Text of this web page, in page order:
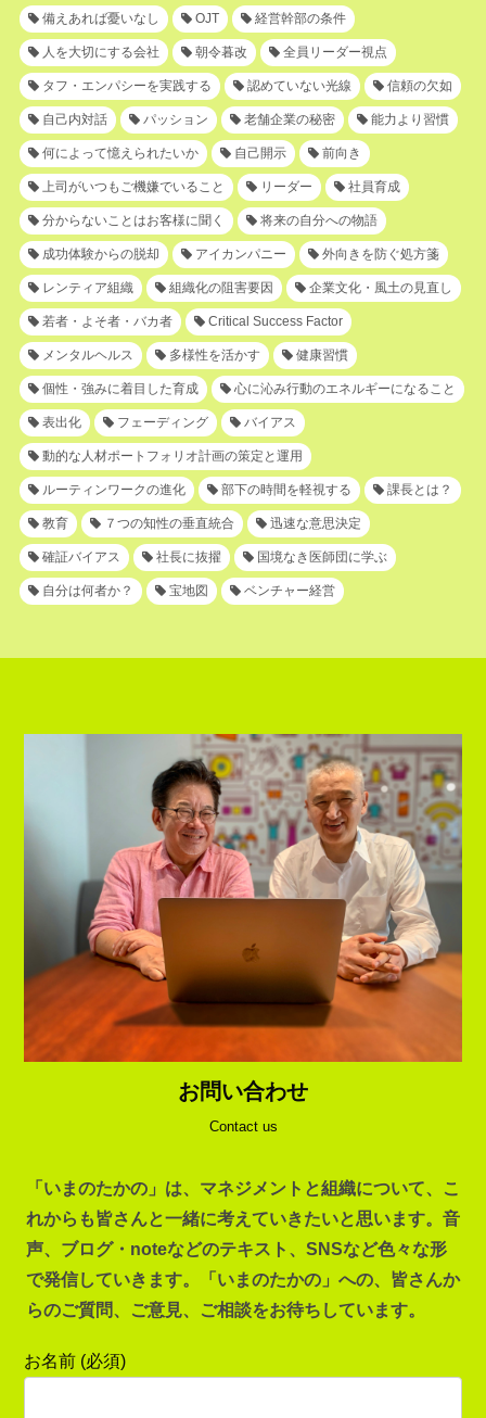
備えあれば憂いなし OJT 経営幹部の条件
人を大切にする会社 朝令暮改 全員リーダー視点
タフ・エンパシーを実践する 認めていない光線 信頼の欠如
自己内対話 パッション 老舗企業の秘密 能力より習慣
何によって憶えられたいか 自己開示 前向き
上司がいつもご機嫌でいること リーダー 社員育成
分からないことはお客様に聞く 将来の自分への物語
成功体験からの脱却 アイカンパニー 外向きを防ぐ処方箋
レンティア組織 組織化の阻害要因 企業文化・風土の見直し
若者・よそ者・バカ者 Critical Success Factor
メンタルヘルス 多様性を活かす 健康習慣
個性・強みに着目した育成 心に沁み行動のエネルギーになること
表出化 フェーディング バイアス
動的な人材ポートフォリオ計画の策定と運用
ルーティンワークの進化 部下の時間を軽視する 課長とは？
教育 ７つの知性の垂直統合 迅速な意思決定
確証バイアス 社長に抜擢 国境なき医師団に学ぶ
自分は何者か？ 宝地図 ベンチャー経営
お問い合わせ
Contact us
「いまのたかの」は、マネジメントと組織について、こ
れからも皆さんと一緒に考えていきたいと思います。音
声、ブログ・noteなどのテキスト、SNSなど色々な形
で発信していきます。「いまのたかの」への、皆さんか
らのご質問、ご意見、ご相談をお待ちしています。
お名前 (必須)